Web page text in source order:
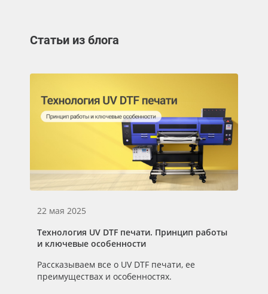
Статьи из блога
22 мая 2025
Технология UV DTF печати. Принцип работы
и ключевые особенности
Рассказываем все о UV DTF печати, ее
преимуществах и особенностях.